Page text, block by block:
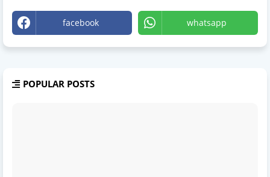
facebook whatsapp
POPULAR POSTS